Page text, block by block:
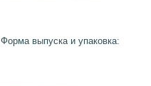
Форма выпуска и упаковка: